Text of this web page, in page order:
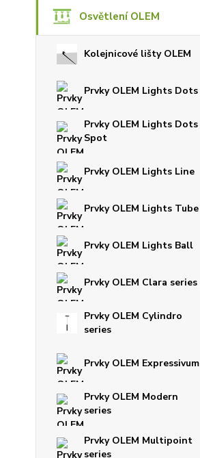
Osvětlení OLEM
Kolejnicové lišty OLEM
Prvky OLEM Lights Dots
Prvky OLEM Lights Dots
Spot
Prvky OLEM Lights Line
Prvky OLEM Lights Tube
Prvky OLEM Lights Ball
Prvky OLEM Clara series
Prvky OLEM Cylindro
series
Prvky OLEM Expressivum
Prvky OLEM Modern
series
Prvky OLEM Multipoint
series